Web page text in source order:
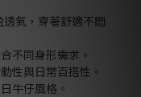
氣，穿著舒適不悶
不同身形需求。
性與日常百搭性。
牛仔風格。